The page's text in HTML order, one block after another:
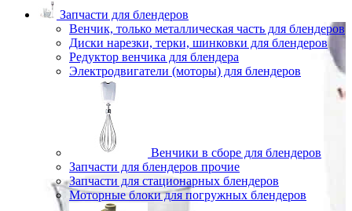
Запчасти для блендеров
Венчик, только металлическая часть для блендеров
Диски нарезки, терки, шинковки для блендеров
Редуктор венчика для блендера
Электродвигатели (моторы) для блендеров
Венчики в сборе для блендеров
Запчасти для блендеров прочие
Запчасти для стационарных блендеров
Моторные блоки для погружных блендеров